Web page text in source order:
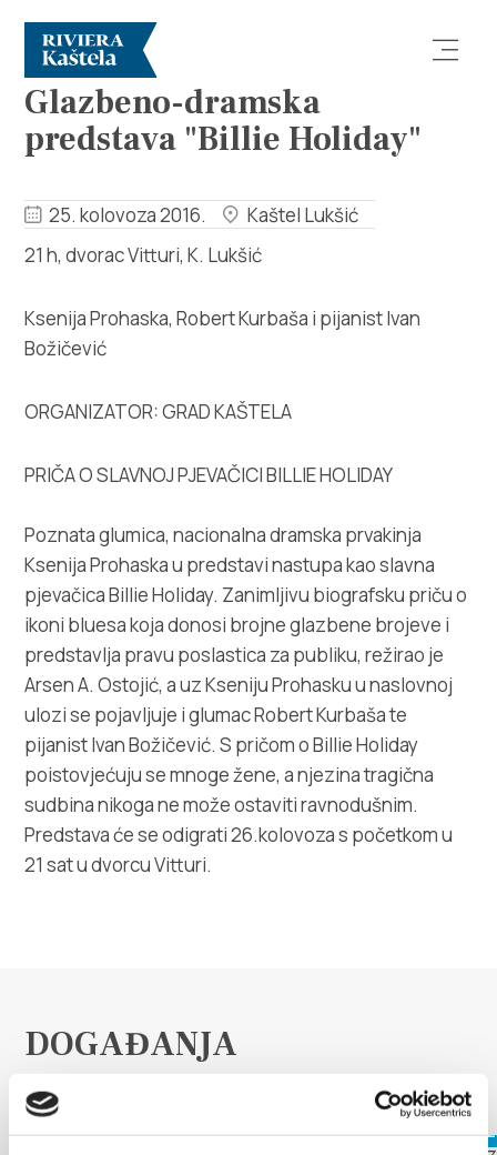
Istraži
Destinacija
Turistički ured
Safe in Dalmatia
hr
+385 21 227 933
info@kastela-info.hr
21216 Kaštel Stari, Hrvatska
DOGAĐANJA
Glazbeno-dramska
predstava "Billie Holiday"
25. kolovoza 2016.
Kaštel Lukšić
21 h, dvorac Vitturi, K. Lukšić
Ksenija Prohaska, Robert Kurbaša i pijanist Ivan
Božičević
ORGANIZATOR: GRAD KAŠTELA
PRIČA O SLAVNOJ PJEVAČICI BILLIE HOLIDAY
Poznata glumica, nacionalna dramska prvakinja
Ksenija Prohaska u predstavi nastupa kao slavna
pjevačica Billie Holiday. Zanimljivu biografsku priču o
ikoni bluesa koja donosi brojne glazbene brojeve i
predstavlja pravu poslastica za publiku, režirao je
Arsen A. Ostojić, a uz Kseniju Prohasku u naslovnoj
ulozi se pojavljuje i glumac Robert Kurbaša te
pijanist Ivan Božičević. S pričom o Billie Holiday
poistovjećuju se mnoge žene, a njezina tragična
sudbina nikoga ne može ostaviti ravnodušnim.
Predstava će se odigrati 26.kolovoza s početkom u
21 sat u dvorcu Vitturi.
DOGAĐANJA
Otkrijte više
6. kolovoza 2026. - 12. kolovoza
17.